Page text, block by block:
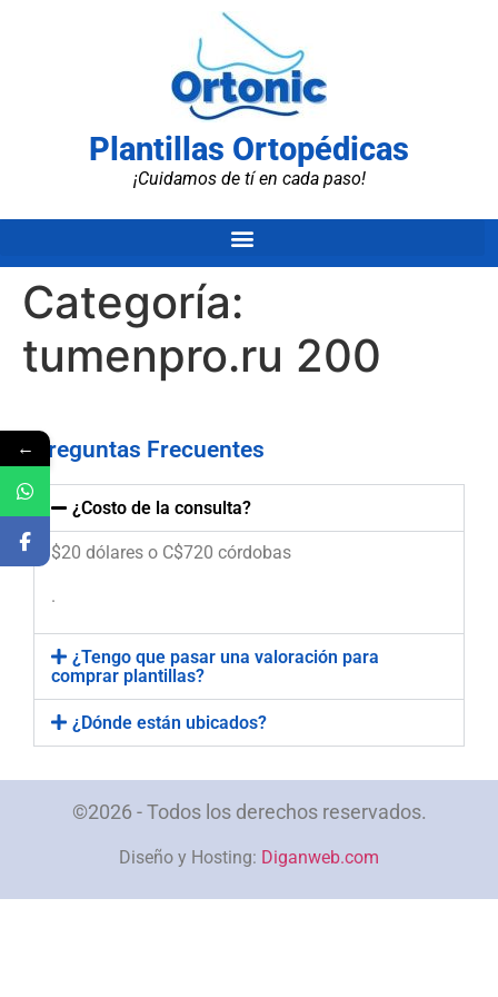
Plantillas Ortopédicas
¡Cuidamos de tí en cada paso!
Categoría:
tumenpro.ru 200
Preguntas Frecuentes
¿Costo de la consulta?
$20 dólares o C$720 córdobas
.
¿Tengo que pasar una valoración para
comprar plantillas?
¿Dónde están ubicados?
©2026 - Todos los derechos reservados.
Diseño y Hosting: Diganweb.com
←